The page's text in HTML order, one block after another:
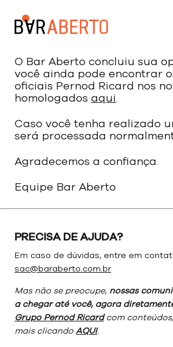
O Bar Aberto concluiu sua
você ainda pode encontrar
oficiais Pernod Ricard nos
homologados aqui.
Caso você tenha realizado
será processada
Agradecemos a confiança.
Equipe Bar Aberto
PRECISA DE AJUDA?
Em caso de dúvidas, entre em
sac@baraberto.com.br
Mas não se preocupe, nossas
a chegar até você, agora
Grupo Pernod Ricardcom
mais clicando AQUI.